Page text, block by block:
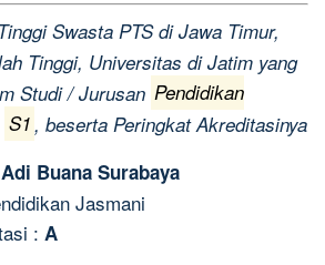
Swasta PTS di Jawa Timur,
Tinggi, Universitas di Jatim yang
Studi / Jurusan Pendidikan
S1 , beserta Peringkat Akreditasinya
Buana Surabaya
Jasmani
: A